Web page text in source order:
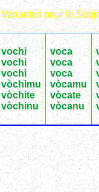
Variantes pour le
vochi
vochi
vochi
vòchimu
vòchite
vòchinu
voca
voca
voca
vòcamu
vòcate
vòcanu